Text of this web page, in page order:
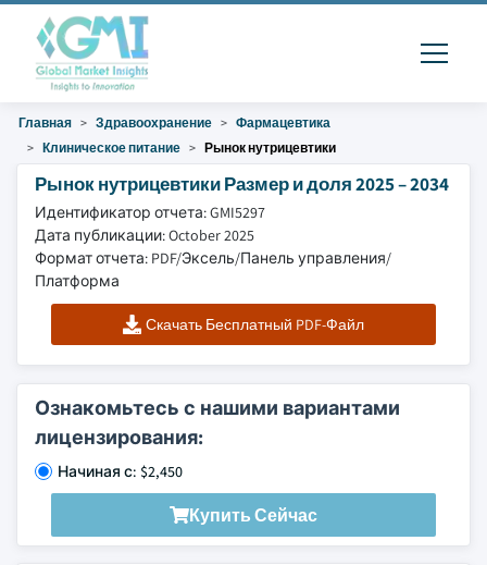
Главная Здравоохранение
Фармацевтика
Клиническое питание
Рынок нутрицевтики
Рынок нутрицевтики Размер и доля 2025 – 2034
Идентификатор отчета: GMI5297
Дата публикации: October 2025
Формат отчета: PDF/Эксель/Панель управления/
Платформа
Скачать Бесплатный PDF-Файл
Ознакомьтесь с нашими вариантами
лицензирования:
Начиная с: $2,450
Купить Сейчас